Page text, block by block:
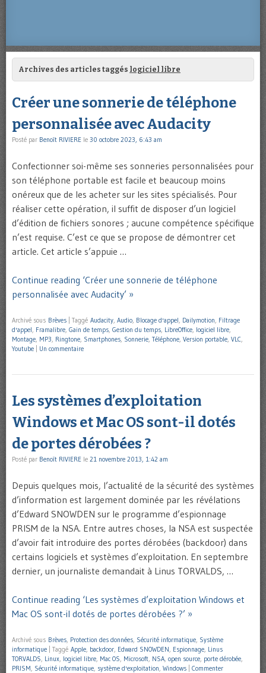
Archives des articles taggés logiciel libre
Créer une sonnerie de téléphone
personnalisée avec Audacity
Posté par Benoît RIVIERE le 30 octobre 2023, 6:43 am
Confectionner soi-même ses sonneries personnalisées pour
son téléphone portable est facile et beaucoup moins
onéreux que de les acheter sur les sites spécialisés. Pour
réaliser cette opération, il suffit de disposer d’un logiciel
d’édition de fichiers sonores ; aucune compétence spécifique
n’est requise. C’est ce que se propose de démontrer cet
article. Cet article s’appuie …
Continue reading ‘Créer une sonnerie de téléphone
personnalisée avec Audacity’ »
Archivé sous Brèves Taggé Audacity, Audio, Blocage d'appel, Dailymotion, Filtrage
d'appel, Framalibre, Gain de temps, Gestion du temps, LibreOffice, logiciel libre,
Montage, MP3, Ringtone, Smartphones, Sonnerie, Téléphone, Version portable, VLC,
Youtube
Un commentaire
Les systèmes d’exploitation
Windows et Mac OS sont-il dotés
de portes dérobées ?
Posté par Benoît RIVIERE le 21 novembre 2013, 1:42 am
Depuis quelques mois, l’actualité de la sécurité des systèmes
d’information est largement dominée par les révélations
d’Edward SNOWDEN sur le programme d’espionnage
PRISM de la NSA. Entre autres choses, la NSA est suspectée
d’avoir fait introduire des portes dérobées (backdoor) dans
certains logiciels et systèmes d’exploitation. En septembre
dernier, un journaliste demandait à Linus TORVALDS, …
Continue reading ‘Les systèmes d’exploitation Windows et
Mac OS sont-il dotés de portes dérobées ?’ »
Archivé sous Brèves, Protection des données, Sécurité informatique, Système
informatique
Taggé Apple, backdoor, Edward SNOWDEN, Espionnage, Linus
TORVALDS, Linux, logiciel libre, Mac OS, Microsoft, NSA, open source, porte dérobée,
PRISM, Sécurité informatique, système d'exploitation, Windows Commenter